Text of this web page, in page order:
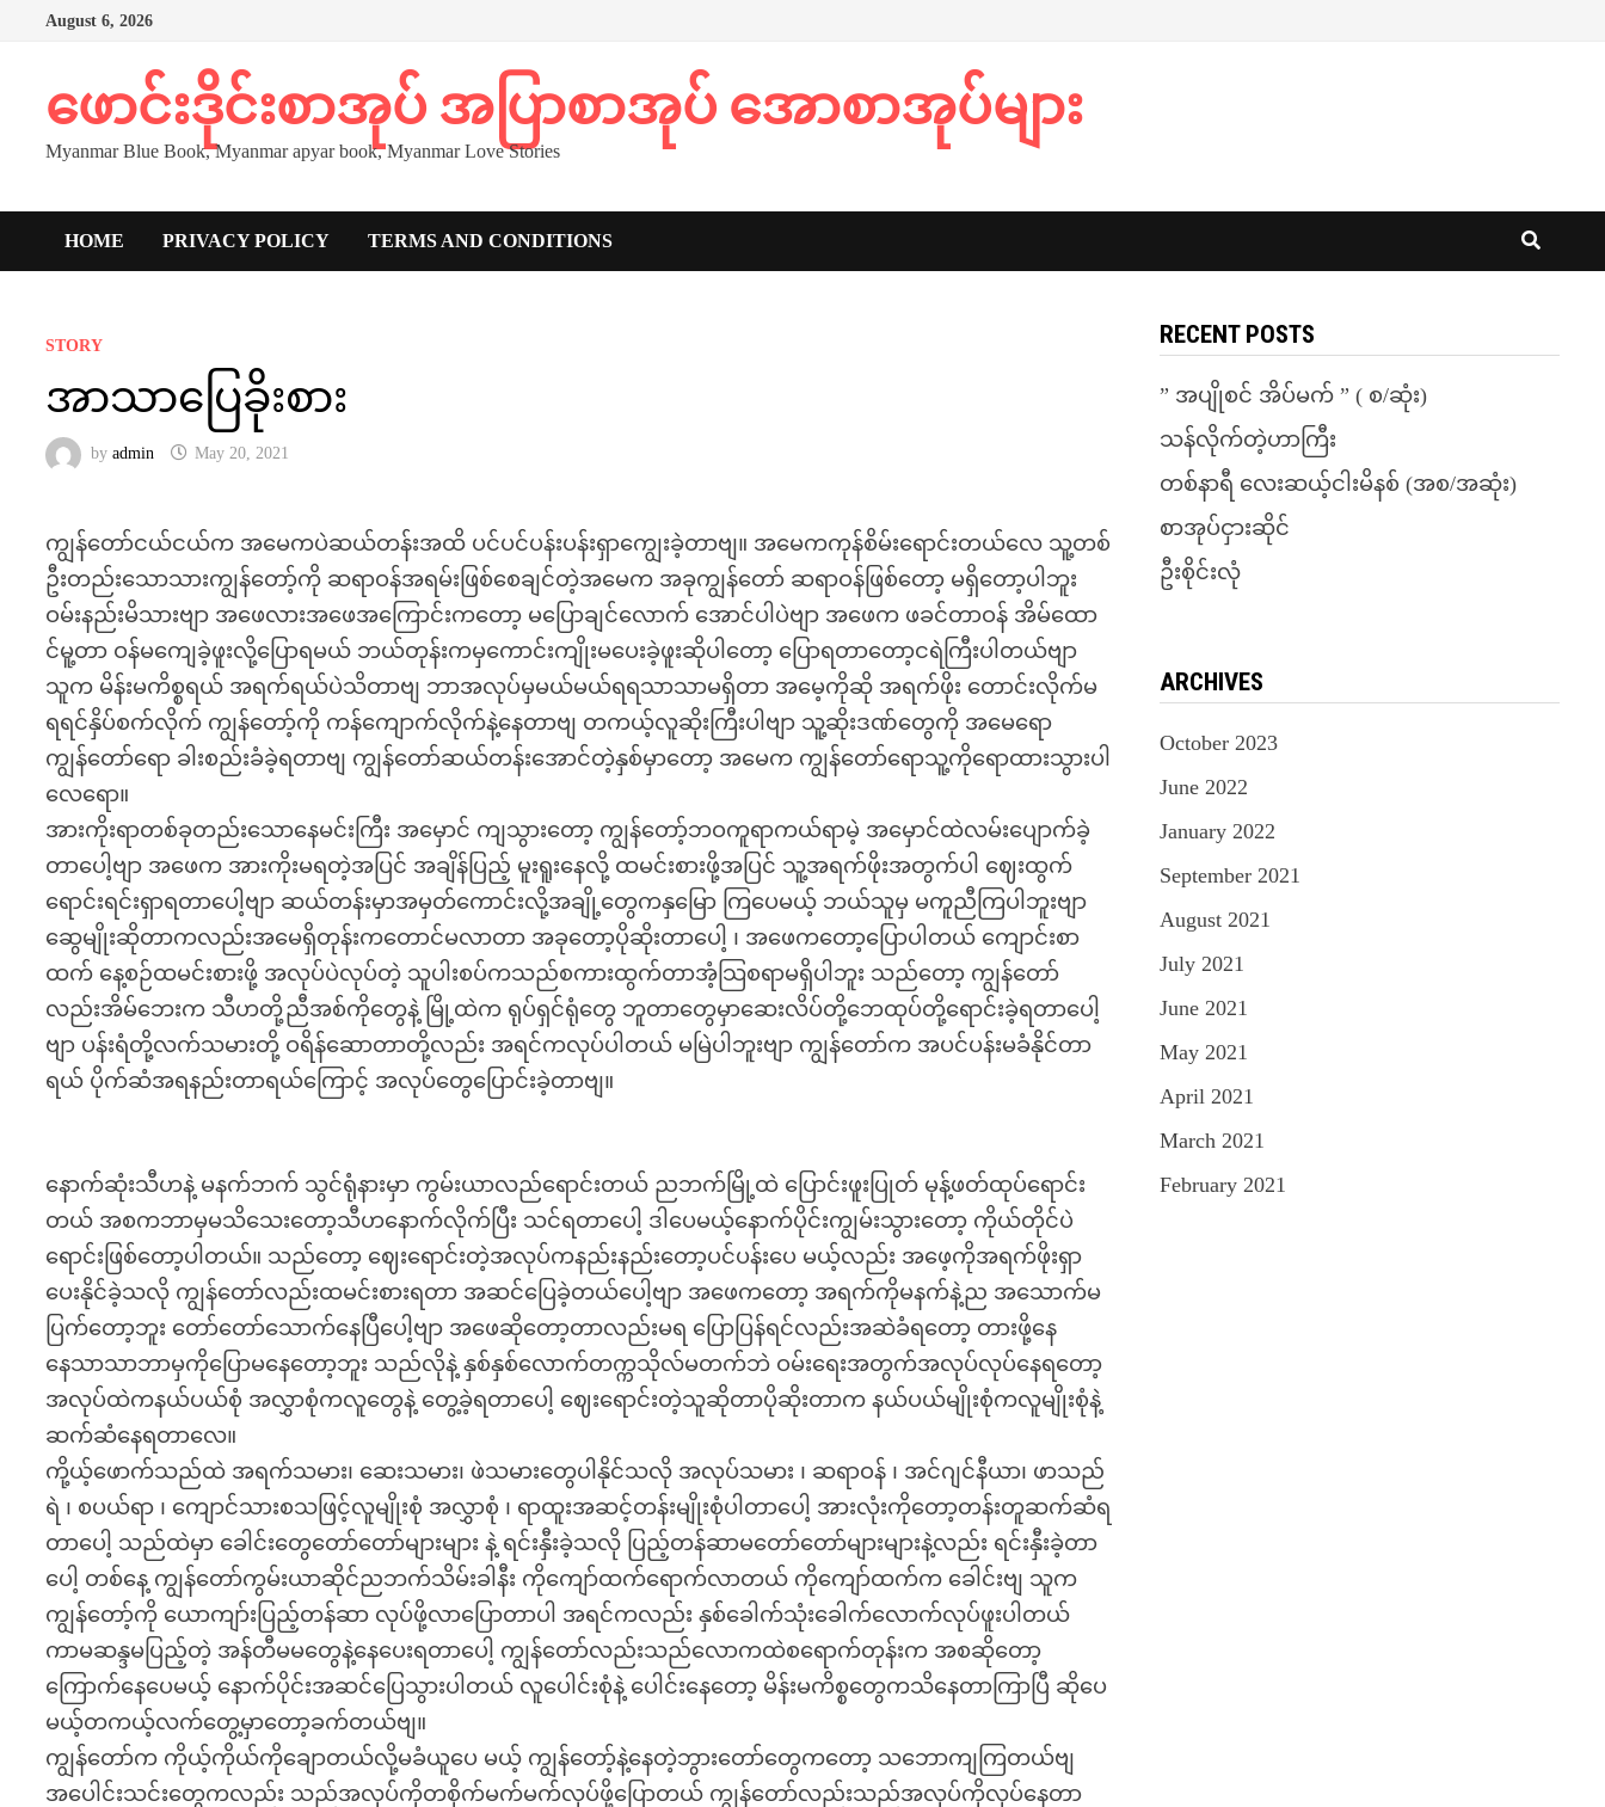
August 6, 2026
ဖောင်းဒိုင်းစာအုပ် အပြာစာအုပ် အောစာအုပ်များ
Myanmar Blue Book, Myanmar apyar book, Myanmar Love Stories
HOME PRIVACY POLICY TERMS AND CONDITIONS
STORY
အာသာပြေခိုးစား
byadmin May 20, 2021
ကျွန်တော်ငယ်ငယ်က အမေကပဲဆယ်တန်းအထိ ပင်ပင်ပန်းပန်းရှာကျွေးခဲ့တာဗျ။ အမေကကုန်စိမ်းရောင်းတယ်လေ သူ့တစ်
ဦးတည်းသောသားကျွန်တော့်ကို ဆရာဝန်အရမ်းဖြစ်စေချင်တဲ့အမေက အခုကျွန်တော် ဆရာဝန်ဖြစ်တော့ မရှိတော့ပါဘူး
ဝမ်းနည်းမိသားဗျာ အဖေလားအဖေအကြောင်းကတော့ မပြောချင်လောက် အောင်ပါပဲဗျာ အဖေက ဖခင်တာဝန် အိမ်ထော
င်မူ့တာ ဝန်မကျေခဲ့ဖူးလို့ပြောရမယ် ဘယ်တုန်းကမှကောင်းကျိုးမပေးခဲ့ဖူးဆိုပါတော့ ပြောရတာတော့ငရဲကြီးပါတယ်ဗျာ
သူက မိန်းမကိစ္စရယ် အရက်ရယ်ပဲသိတာဗျ ဘာအလုပ်မှမယ်မယ်ရရသာသာမရှိတာ အမေ့ကိုဆို အရက်ဖိုး တောင်းလိုက်မ
ရရင်နှိပ်စက်လိုက် ကျွန်တော့်ကို ကန်ကျောက်လိုက်နဲ့နေတာဗျ တကယ့်လူဆိုးကြီးပါဗျာ သူ့ဆိုးဒဏ်တွေကို အမေရော
ကျွန်တော်ရော ခါးစည်းခံခဲ့ရတာဗျ ကျွန်တော်ဆယ်တန်းအောင်တဲ့နှစ်မှာတော့ အမေက ကျွန်တော်ရောသူ့ကိုရောထားသွားပါ
လေရော။
အားကိုးရာတစ်ခုတည်းသောနေမင်းကြီး အမှောင် ကျသွားတော့ ကျွန်တော့်ဘဝကူရာကယ်ရာမဲ့ အမှောင်ထဲလမ်းပျောက်ခဲ့
တာပေါ့ဗျာ အဖေက အားကိုးမရတဲ့အပြင် အချိန်ပြည့် မူးရူးနေလို့ ထမင်းစားဖို့အပြင် သူ့အရက်ဖိုးအတွက်ပါ ဈေးထွက်
ရောင်းရင်းရှာရတာပေါ့ဗျာ ဆယ်တန်းမှာအမှတ်ကောင်းလို့အချို့တွေကနှမြော ကြပေမယ့် ဘယ်သူမှ မကူညီကြပါဘူးဗျာ
ဆွေမျိုးဆိုတာကလည်းအမေရှိတုန်းကတောင်မလာတာ အခုတော့ပိုဆိုးတာပေါ့ ၊ အဖေကတော့ပြောပါတယ် ကျောင်းစာ
ထက် နေ့စဉ်ထမင်းစားဖို့ အလုပ်ပဲလုပ်တဲ့ သူပါးစပ်ကသည်စကားထွက်တာအံ့သြစရာမရှိပါဘူး သည်တော့ ကျွန်တော်
လည်းအိမ်ဘေးက သီဟတို့ညီအစ်ကိုတွေနဲ့ မြို့ထဲက ရုပ်ရှင်ရုံတွေ ဘူတာတွေမှာဆေးလိပ်တို့ဘေထုပ်တို့ရောင်းခဲ့ရတာပေါ့
ဗျာ ပန်းရံတို့လက်သမားတို့ ဝရိန်ဆောတာတို့လည်း အရင်ကလုပ်ပါတယ် မမြဲပါဘူးဗျာ ကျွန်တော်က အပင်ပန်းမခံနိုင်တာ
ရယ် ပိုက်ဆံအရနည်းတာရယ်ကြောင့် အလုပ်တွေပြောင်းခဲ့တာဗျ။
နောက်ဆုံးသီဟနဲ့ မနက်ဘက် သွင်ရုံနားမှာ ကွမ်းယာလည်ရောင်းတယ် ညဘက်မြို့ထဲ ပြောင်းဖူးပြုတ် မုန့်ဖတ်ထုပ်ရောင်း
တယ် အစကဘာမှမသိသေးတော့သီဟနောက်လိုက်ပြီး သင်ရတာပေါ့ ဒါပေမယ့်နောက်ပိုင်းကျွမ်းသွားတော့ ကိုယ်တိုင်ပဲ
ရောင်းဖြစ်တော့ပါတယ်။ သည်တော့ ဈေးရောင်းတဲ့အလုပ်ကနည်းနည်းတော့ပင်ပန်းပေ မယ့်လည်း အဖေ့ကိုအရက်ဖိုးရှာ
ပေးနိုင်ခဲ့သလို ကျွန်တော်လည်းထမင်းစားရတာ အဆင်ပြေခဲ့တယ်ပေါ့ဗျာ အဖေကတော့ အရက်ကိုမနက်နဲ့ည အသောက်မ
ပြက်တော့ဘူး တော်တော်သောက်နေပြီပေါ့ဗျာ အဖေဆိုတော့တာလည်းမရ ပြောပြန်ရင်လည်းအဆဲခံရတော့ တားဖို့နေ
နေသာသာဘာမှကိုပြောမနေတော့ဘူး သည်လိုနဲ့ နှစ်နှစ်လောက်တက္ကသိုလ်မတက်ဘဲ ဝမ်းရေးအတွက်အလုပ်လုပ်နေရတော့
အလုပ်ထဲကနယ်ပယ်စုံ အလွှာစုံကလူတွေနဲ့ တွေ့ခဲ့ရတာပေါ့ ဈေးရောင်းတဲ့သူဆိုတာပိုဆိုးတာက နယ်ပယ်မျိုးစုံကလူမျိုးစုံနဲ့
ဆက်ဆံနေရတာလေ။
ကို့ယ့်ဖောက်သည်ထဲ အရက်သမား၊ ဆေးသမား၊ ဖဲသမားတွေပါနိုင်သလို အလုပ်သမား ၊ ဆရာဝန် ၊ အင်ဂျင်နီယာ၊ ဖာသည်
ရဲ ၊ စပယ်ရာ ၊ ကျောင်သားစသဖြင့်လူမျိုးစုံ အလွှာစုံ ၊ ရာထူးအဆင့်တန်းမျိုးစုံပါတာပေါ့ အားလုံးကိုတော့တန်းတူဆက်ဆံရ
တာပေါ့ သည်ထဲမှာ ခေါင်းတွေတော်တော်များများ နဲ့ ရင်းနှီးခဲ့သလို ပြည့်တန်ဆာမတော်တော်များများနဲ့လည်း ရင်းနှီးခဲ့တာ
ပေါ့ တစ်နေ့ ကျွန်တော်ကွမ်းယာဆိုင်ညဘက်သိမ်းခါနီး ကိုကျော်ထက်ရောက်လာတယ် ကိုကျော်ထက်က ခေါင်းဗျ သူက
ကျွန်တော့်ကို ယောကျာ်းပြည့်တန်ဆာ လုပ်ဖို့လာပြောတာပါ အရင်ကလည်း နှစ်ခေါက်သုံးခေါက်လောက်လုပ်ဖူးပါတယ်
ကာမဆန္ဒမပြည့်တဲ့ အန်တီမမတွေနဲ့နေပေးရတာပေါ့ ကျွန်တော်လည်းသည်လောကထဲစရောက်တုန်းက အစဆိုတော့
ကြောက်နေပေမယ့် နောက်ပိုင်းအဆင်ပြေသွားပါတယ် လူပေါင်းစုံနဲ့ ပေါင်းနေတော့ မိန်းမကိစ္စတွေကသိနေတာကြာပြီ ဆိုပေ
မယ့်တကယ့်လက်တွေ့မှာတော့ခက်တယ်ဗျ။
ကျွန်တော်က ကိုယ့်ကိုယ်ကိုချောတယ်လို့မခံယူပေ မယ့် ကျွန်တော့်နဲ့နေတဲ့ဘွားတော်တွေကတော့ သဘောကျကြတယ်ဗျ
အပေါင်းသင်းတွေကလည်း သည်အလုပ်ကိုတစိုက်မက်မက်လုပ်ဖို့ပြောတယ် ကျွန်တော်လည်းသည်အလုပ်ကိုလုပ်နေတာ
RECENT POSTS
” အပျိုစင် အိပ်မက် ” ( စ/ဆုံး)
သန်လိုက်တဲ့ဟာကြီး
တစ်နာရီ လေးဆယ့်ငါးမိနစ် (အစ/အဆုံး)
စာအုပ်ငှားဆိုင်
ဦးစိုင်းလုံ
ARCHIVES
October 2023
June 2022
January 2022
September 2021
August 2021
July 2021
June 2021
May 2021
April 2021
March 2021
February 2021